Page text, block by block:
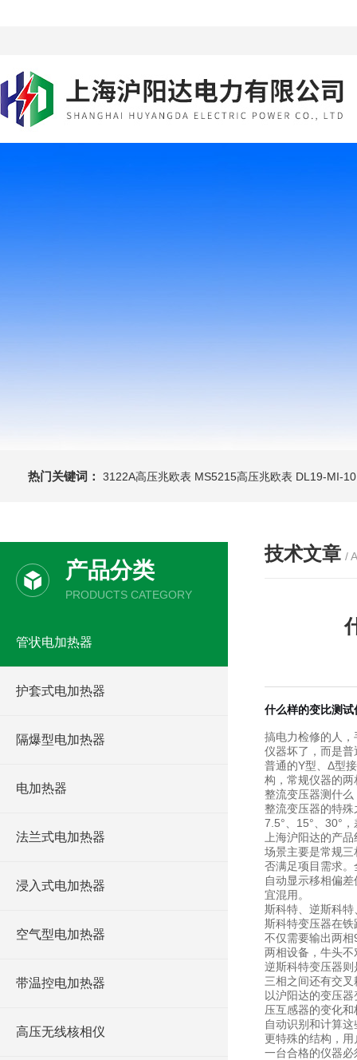
热门关键词： 3122A高压兆欧表 MS5215高压兆欧表 DL19-MI-
产品分类
PRODUCTS CATEGORY
管状电加热器
护套式电加热器
隔爆型电加热器
电加热器
法兰式电加热器
浸入式电加热器
空气型电加热器
带温控电加热器
高压无线核相仪
技术文章 /
什么样的变比测
搞电力检修的人
仪器坏了，而是
普通的Y型、Δ型
构，常规仪器的
整流变压器测什么
整流变压器的特
7.5°、15°、30°
上海沪阳达的产
场景主要是常规
否满足项目需求
自动显示移相偏
宜混用。
斯科特、逆斯科
斯科特变压器在
不仅需要输出两
两相设备，牛头不
逆斯科特变压器
三相之间还有交
以沪阳达的变压
压互感器的变化
自动识别和计算
更特殊的结构，
一台合格的仪器